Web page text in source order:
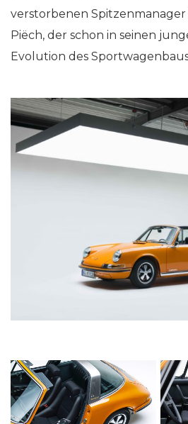
verstorbenen Spitzenmanager
Piëch, der schon in seinen
Evolution des